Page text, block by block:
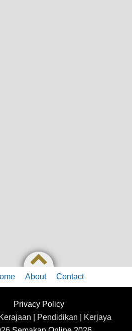
About Contact
Privacy Policy
| Pendidikan | Kerjaya